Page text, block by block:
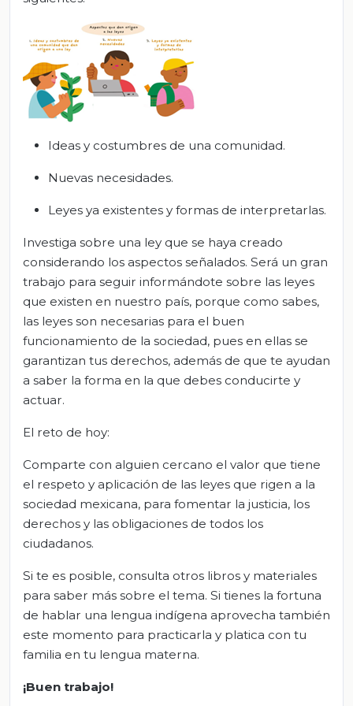
Ideas y costumbres de una comunidad.
Nuevas necesidades.
Leyes ya existentes y formas de interpretarlas.
Investiga sobre una ley que se haya creado
considerando los aspectos señalados. Será un gran
trabajo para seguir informándote sobre las leyes
que existen en nuestro país, porque como sabes,
las leyes son necesarias para el buen
funcionamiento de la sociedad, pues en ellas se
garantizan tus derechos, además de que te ayudan
a saber la forma en la que debes conducirte y
actuar.
El reto de hoy:
Comparte con alguien cercano el valor que tiene
el respeto y aplicación de las leyes que rigen a la
sociedad mexicana, para fomentar la justicia, los
derechos y las obligaciones de todos los
ciudadanos.
Si te es posible, consulta otros libros y materiales
para saber más sobre el tema. Si tienes la fortuna
de hablar una lengua indígena aprovecha también
este momento para practicarla y platica con tu
familia en tu lengua materna.
¡Buen trabajo!